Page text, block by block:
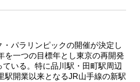
パラリンピックの開催が決定し
を一つの目標年とし東京の再開発
いる。特に品川駅・田町駅周辺
駅開業以来となるJR山手線の新駅